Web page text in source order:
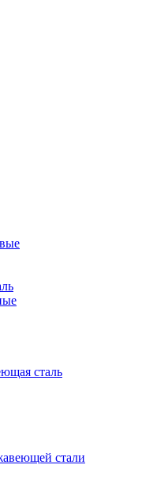
сталь
стали